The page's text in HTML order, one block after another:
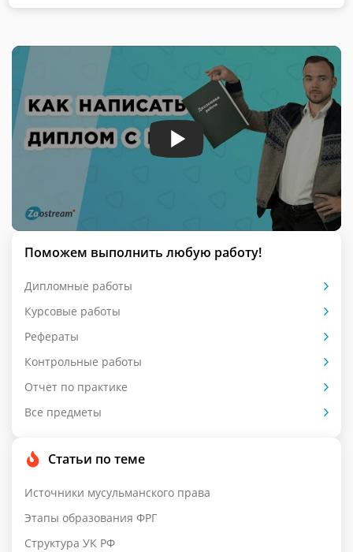
Поможем выполнить любую работу!
Дипломные работы
Курсовые работы
Рефераты
Контрольные работы
Отчет по практике
Все предметы
Статьи по теме
Источники мусульманского права
Этапы образования ФРГ
Структура УК РФ